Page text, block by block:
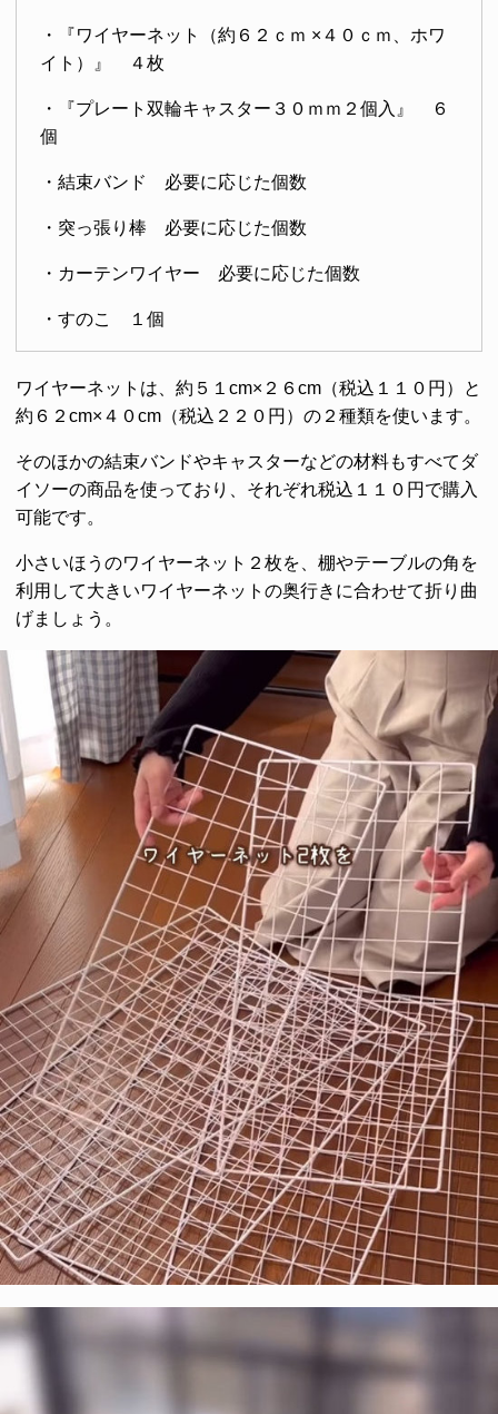
・『ワイヤーネット（約６２ｃｍ ×４０ｃｍ、ホワ
イト）』 ４枚
・『プレート双輪キャスター３０ｍｍ２個入』 ６
個
・結束バンド 必要に応じた個数
・突っ張り棒 必要に応じた個数
・カーテンワイヤー 必要に応じた個数
・すのこ １個
ワイヤーネットは、約５１cm×２６cm（税込１１０円）と
約６２cm×４０cm（税込２２０円）の２種類を使います。
そのほかの結束バンドやキャスターなどの材料もすべてダ
イソーの商品を使っており、それぞれ税込１１０円で購入
可能です。
小さいほうのワイヤーネット２枚を、棚やテーブルの角を
利用して大きいワイヤーネットの奥行きに合わせて折り曲
げましょう。